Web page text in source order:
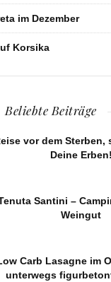
im Dezember
Korsika
Beliebte Beiträge
vor dem Sterben,
Deine Erben!
Santini –
Weingut
Carb Lasagne im
unterwegs